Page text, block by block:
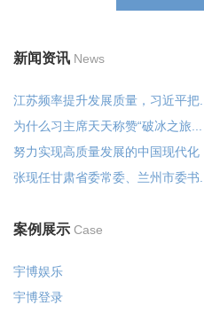
新闻资讯 News
江苏频率提升发展质量，习近平把...
为什么习主席天天称赞“破冰之旅...
努力实现高质量发展的中国现代化
张现任甘肃省委常委、兰州市委书...
案例展示 Case
宇博娱乐
宇博登录